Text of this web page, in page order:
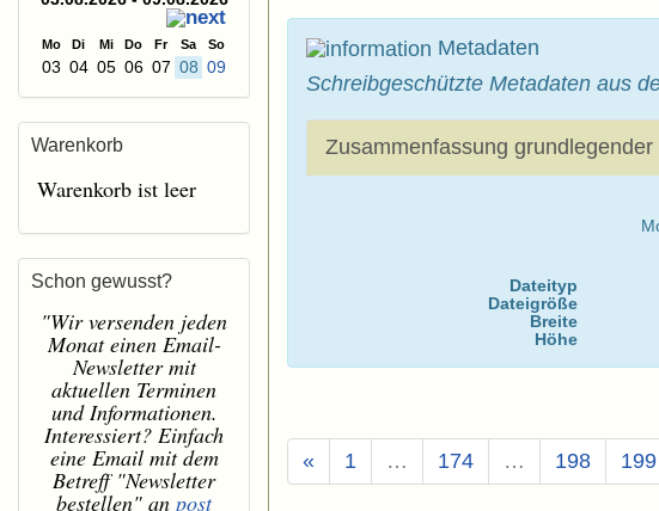
Metadaten
Schreibgeschützte Metadaten aus
Zusammenfassung grundlegender
Dateityp
Dateigröße
Breite
Höhe
« 1 … 174 … 198 199
Mo Di Mi Do Fr Sa So
03 04 05 06 07 08 09
Warenkorb
Warenkorb ist leer
Schon gewusst?
"Wir versenden jeden
Monat einen Email-
Newsletter mit
aktuellen Terminen
und Informationen.
Interessiert? Einfach
eine Email mit dem
Betreff "Newsletter
bestellen" an post